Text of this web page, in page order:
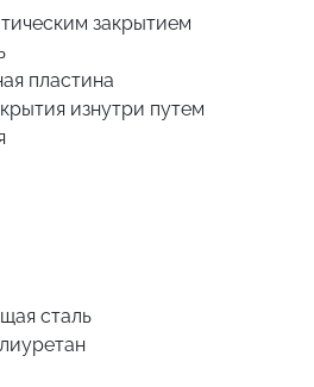
закрытием
пластина
изнутри путем
сталь